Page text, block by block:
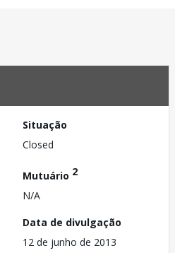
Situação
Closed
Mutuário 2
N/A
Data de divulgação
12 de junho de 2013